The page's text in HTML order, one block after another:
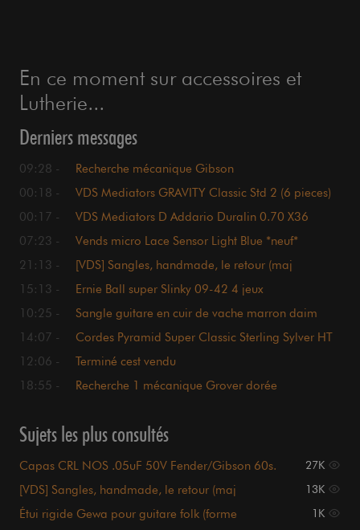
En ce moment sur accessoires et
Lutherie...
Derniers messages
09:28 -
Recherche mécanique Gibson
00:18 -
VDS Mediators GRAVITY Classic Std 2 (6 pieces)
00:17 -
VDS Mediators D Addario Duralin 0.70 X36
07:23 -
Vends micro Lace Sensor Light Blue *neuf*
21:13 -
[VDS] Sangles, handmade, le retour (maj
15:13 -
Ernie Ball super Slinky 09-42 4 jeux
10:25 -
Sangle guitare en cuir de vache marron daim
14:07 -
Cordes Pyramid Super Classic Sterling Sylver HT
12:06 -
Terminé cest vendu
18:55 -
Recherche 1 mécanique Grover dorée
Sujets les plus consultés
Capas CRL NOS .05uF 50V Fender/Gibson 60s. 27K
[VDS] Sangles, handmade, le retour (maj
01/07/26)
13K
Étui rigide Gewa pour guitare folk (forme
1K